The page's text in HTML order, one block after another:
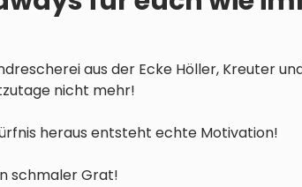
aus der Ecke Höller, Kreuter
nicht mehr!
heraus entsteht echte Motivation!
schmaler Grat!